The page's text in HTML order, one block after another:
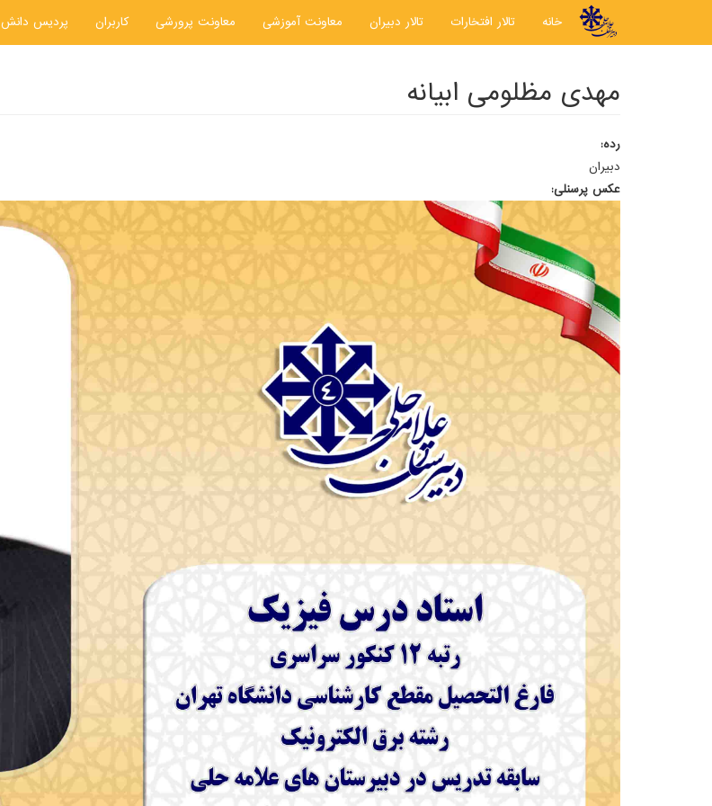
خانه
تالار افتخارات تالار دبیران معاونت آموزشی معاونت پرورشی کاربران پردیس دانش
مهدی مظلومی ابیانه
رده:
دبیران
عکس پرسنلی: